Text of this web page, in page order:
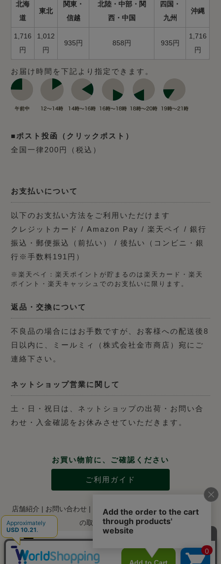
北海
道
東北
関東・
信越
北陸・中部・関
西・中国
四国・
九州
沖縄
1,716
円
1,012
円
935円 858円 935円
1,716
円
お届け時間を下記より指定できます。
■ポスト投函（クリックポスト）
全国一律200円（税込）
お支払いについて
以下のお支払い方法をご利用いただけます
クレジットカード / Amazon Pay / 楽天ペイ / 銀行
振込・郵便振込（前払い） / 後払い（コンビニ・銀
行※手数料191円）
※楽天ペイ：楽天ポイントが貯まるのは楽天カード・楽天
ポイント・楽天キャッシュでのお支払いに限ります。
返品・交換について
不良品の場合にはお手数ですが、お客様への配送後8
日以内に、ミールミィ（株式会社金市商店）宛にご
連絡下さい。
ネットショップ営業に関して
土・日・祝日は、ネットショップの出荷・お問い合
わせ・入金確認をお休みさせていただきます。
お買い物前に、ご確認ください
ご利用ガイド
店舗紹介 お問い合わせ 特定商取引法に関する表示| 個人情報
の取り扱いについて